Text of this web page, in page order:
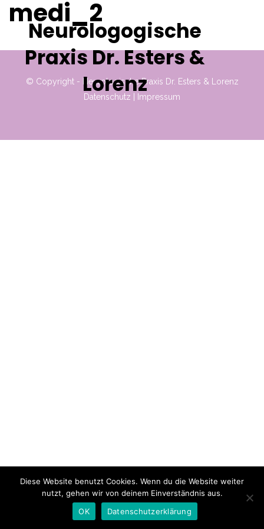
Neurologogische
Praxis Dr. Esters &
Lorenz
medi_2
© Copyright - Neurologische Praxis Dr. Esters & Lorenz
Datenschutz
Impressum
Diese Website benutzt Cookies. Wenn du die Website weiter
nutzt, gehen wir von deinem Einverständnis aus.
OK
Datenschutzerklärung